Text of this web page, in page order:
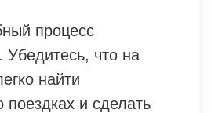
процесс
Убедитесь, что на
найти
и сделать